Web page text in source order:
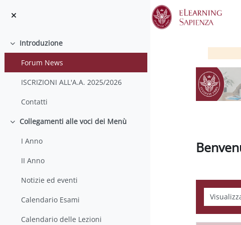
Minimizza
Introduzione
Forum News
ISCRIZIONI ALL'A.A. 2025/2026
Contatti
Minimizza
Collegamenti alle voci dei Menù
I Anno
II Anno
Notizie ed eventi
Calendario Esami
Calendario delle Lezioni
Modalità